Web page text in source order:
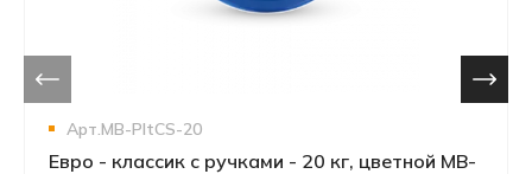
Арт.MB-PltСS-20
Евро - классик с ручками - 20 кг, цветной MB-